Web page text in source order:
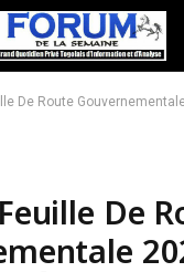
Gouvernementale 2020-2025 : Une Évaluation
De